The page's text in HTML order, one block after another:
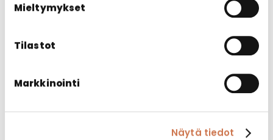
Mieltymykset
Tilastot
Markkinointi
Näytä tiedot
28-67 m2
Kohteessa käytetyt
tuotteet